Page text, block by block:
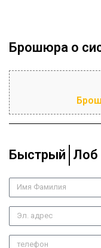
Брошюра о
Быстрый